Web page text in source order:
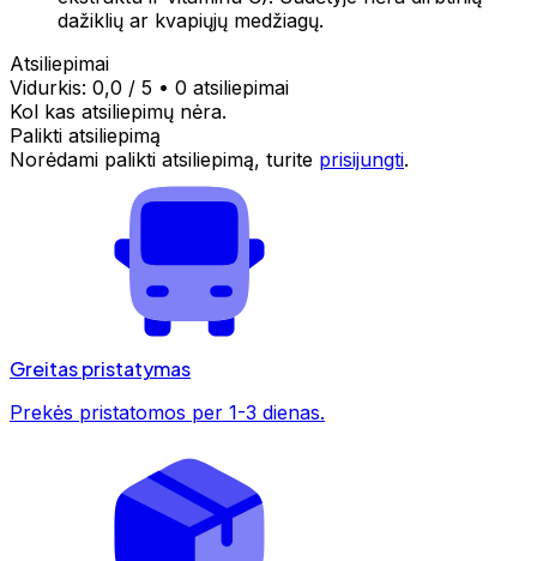
dažiklių ar kvapiųjų medžiagų.
Atsiliepimai
Vidurkis: 0,0 / 5 • 0 atsiliepimai
Kol kas atsiliepimų nėra.
Palikti atsiliepimą
Norėdami palikti atsiliepimą, turite prisijungti.
Greitas pristatymas
Prekės pristatomos per 1-3 dienas.